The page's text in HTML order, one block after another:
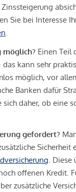
Sie bei Interesse
.
möglich? Einen Teil
das kann sehr
möglich, vor
Banken dafür
sich daher, ob eine
gefordert?
Sicherheit
. Diese
offenen Kredit.
zusätzliche